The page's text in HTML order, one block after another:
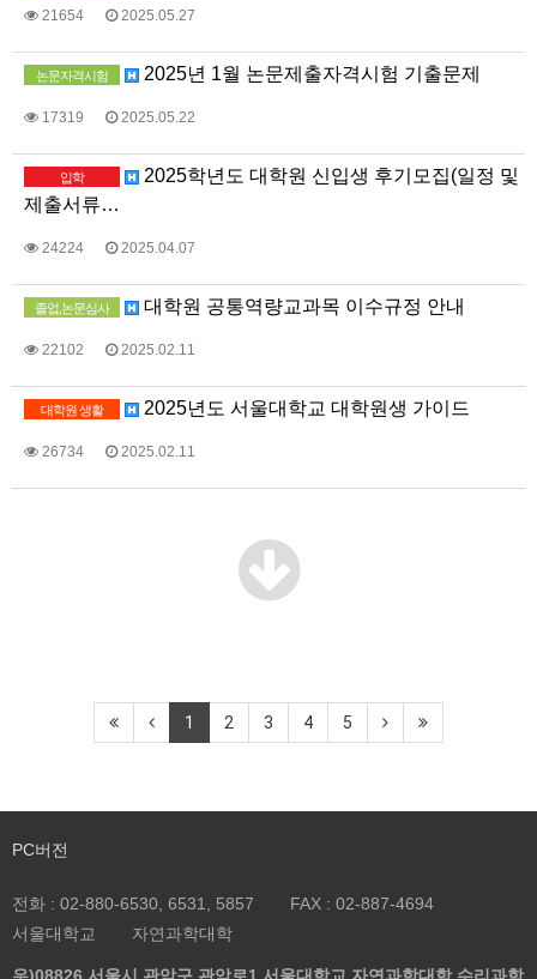
21654 2025.05.27
논문자격시험 2025년 1월 논문제출자격시험 기출문제
17319 2025.05.22
입학
2025학년도 대학원 신입생 후기모집(일정 및
제출서류…
24224 2025.04.07
졸업,논문심사 대학원 공통역량교과목 이수규정 안내
22102 2025.02.11
대학원 생활 2025년도 서울대학교 대학원생 가이드
26734 2025.02.11
1 2 3 4 5
PC버전
전화 : 02-880-6530, 6531, 5857 FAX : 02-887-4694
서울대학교
자연과학대학